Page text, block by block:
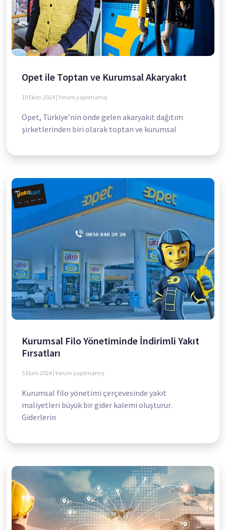
Opet ile Toptan ve Kurumsal Akaryakıt
10 Ekim 2024 Yorum yapılmamış
Opet, Türkiye’nin önde gelen akaryakıt dağıtım
şirketlerinden biri olarak toptan ve kurumsal
Kurumsal Filo Yönetiminde İndirimli Yakıt
Fırsatları
5 Ekim 2024 Yorum yapılmamış
Kurumsal filo yönetimi çerçevesinde yakıt
maliyetleri büyük bir gider kalemi oluşturur.
Giderlerin